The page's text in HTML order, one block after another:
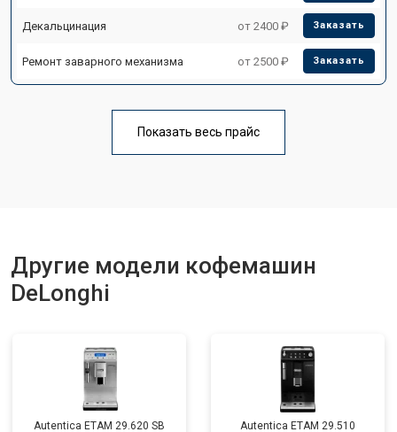
Декальцинация от 2400 ₽ Заказать
Ремонт заварного механизма от 2500 ₽ Заказать
Показать весь прайс
Другие модели кофемашин
DeLonghi
Autentica ETAM 29.620 SB Autentica ETAM 29.510